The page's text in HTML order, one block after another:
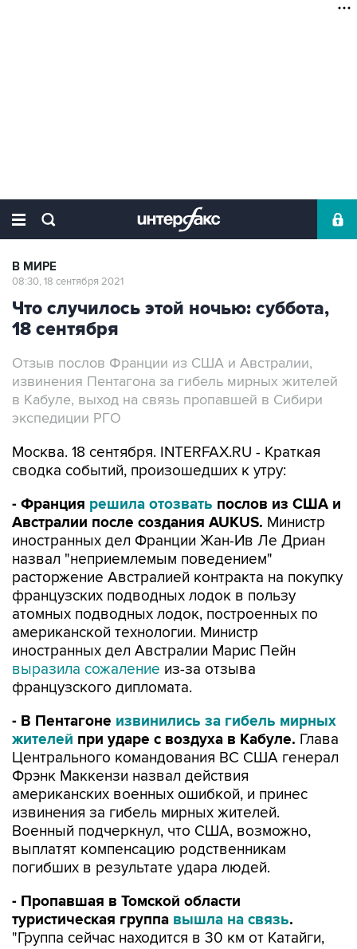
В МИРЕ
08:30, 18 сентября 2021
Что случилось этой ночью: суббота,
18 сентября
Отзыв послов Франции из США и Австралии,
извинения Пентагона за гибель мирных жителей
в Кабуле, выход на связь пропавшей в Сибири
экспедиции РГО
Москва. 18 сентября. INTERFAX.RU - Краткая
сводка событий, произошедших к утру:
- Франция решила отозвать послов из США и
Австралии после создания AUKUS. Министр
иностранных дел Франции Жан-Ив Ле Дриан
назвал "неприемлемым поведением"
расторжение Австралией контракта на покупку
французских подводных лодок в пользу
атомных подводных лодок, построенных по
американской технологии. Министр
иностранных дел Австралии Марис Пейн
выразила сожаление из-за отзыва
французского дипломата.
- В Пентагоне извинились за гибель мирных
жителей при ударе с воздуха в Кабуле. Глава
Центрального командования ВС США генерал
Фрэнк Маккензи назвал действия
американских военных ошибкой, и принес
извинения за гибель мирных жителей.
Военный подчеркнул, что США, возможно,
выплатят компенсацию родственникам
погибших в результате удара людей.
- Пропавшая в Томской области
туристическая группа вышла на связь.
"Группа сейчас находится в 30 км от Катайги,